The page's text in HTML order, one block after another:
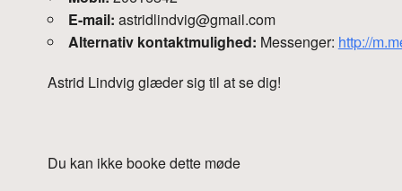
E-mail: astridlindvig@gmail.com
Alternativ kontaktmulighed: Messenger: http://
Astrid Lindvig glæder sig til at se dig!
Du kan ikke booke dette møde